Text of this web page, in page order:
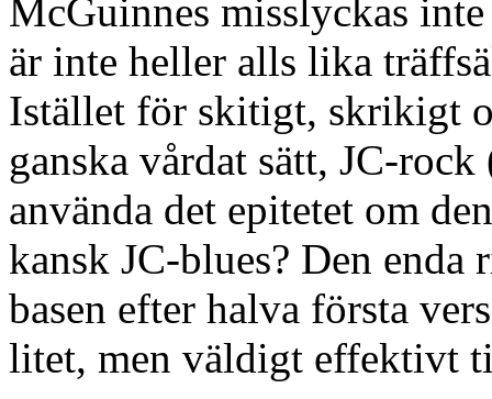
McGuinnes misslyckas
är inte heller alls lika
Istället för skitigt, skrikigt
ganska vårdat sätt, JC-
använda det epitetet om
kansk JC-blues? Den
basen efter halva första
litet, men väldigt effektivt